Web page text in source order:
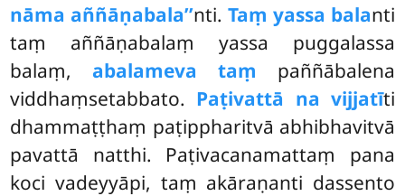
nāma aññāṇabala’’nti.Taṃ yassa balanti
taṃ aññāṇabalaṃ yassa puggalassa
balaṃ, abalameva taṃ paññābalena
viddhaṃsetabbato. Paṭivattā na vijjatīti
dhammaṭṭhaṃ paṭippharitvā abhibhavitvā
pavattā natthi. Paṭivacanamattaṃ pana
koci vadeyyāpi, taṃ akāraṇanti dassento